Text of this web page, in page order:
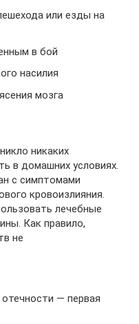
или езды на
в бой
насилия
мозга
никаких
в домашних условиях.
с симптомами
кровоизлияния.
лечебные
Как правило,
не
— первая